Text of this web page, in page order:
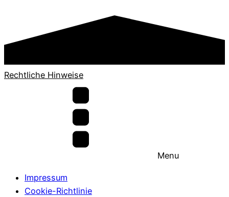
Rechtliche Hinweise
Menu
Impressum
Cookie-Richtlinie